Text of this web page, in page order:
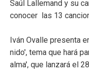
Saúl Lallemand y su
conocer las 13
Iván Ovalle presenta
nido', tema que hará
alma', que lanzará el